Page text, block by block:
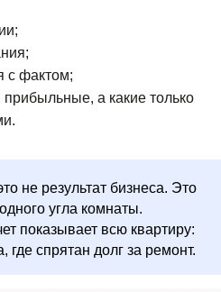
с фактом;
а какие только
не результат бизнеса. Это
угла комнаты.
показывает всю квартиру:
где спрятан долг за ремонт.